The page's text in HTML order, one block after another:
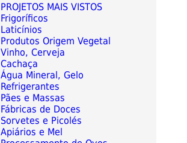
PROJETOS MAIS VISTOS
Frigoríficos
Laticínios
Produtos Origem Vegetal
Vinho, Cerveja
Cachaça
Água Mineral, Gelo
Refrigerantes
Pães e Massas
Fábricas de Doces
Sorvetes e Picolés
Apiários e Mel